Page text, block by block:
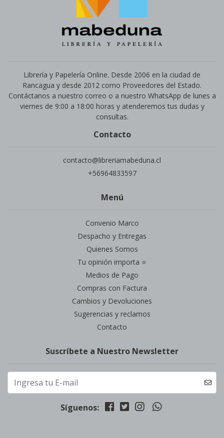
Librería y Papelería Online. Desde 2006 en la ciudad de
Rancagua y desde 2012 como Proveedores del Estado.
Contáctanos a nuestro correo o a nuestro WhatsApp de lunes a
viernes de 9:00 a 18:00 horas y atenderemos tus dudas y
consultas.
Contacto
contacto@libreriamabeduna.cl
+56964833597
Menú
Convenio Marco
Despacho y Entregas
Quienes Somos
Tu opinión importa ⭐
Medios de Pago
Compras con Factura
Cambios y Devoluciones
Sugerencias y reclamos
Contacto
Suscríbete a Nuestro Newsletter
Síguenos: